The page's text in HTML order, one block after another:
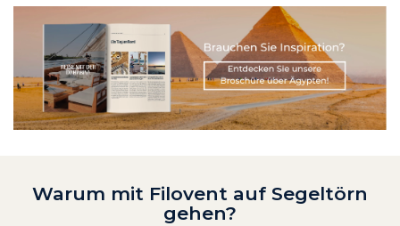
Warum mit Filovent auf Segeltörn
gehen?